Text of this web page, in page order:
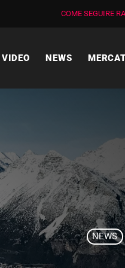
COME SEGUIRE
VIDEO NEWS
NEWS